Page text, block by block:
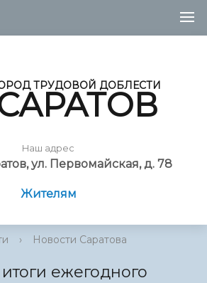
ТРУДОВОЙ ДОБЛЕСТИ
Наш адрес
ул. Первомайская, д. 78
Жителям
› Новости Саратова
ежегодного